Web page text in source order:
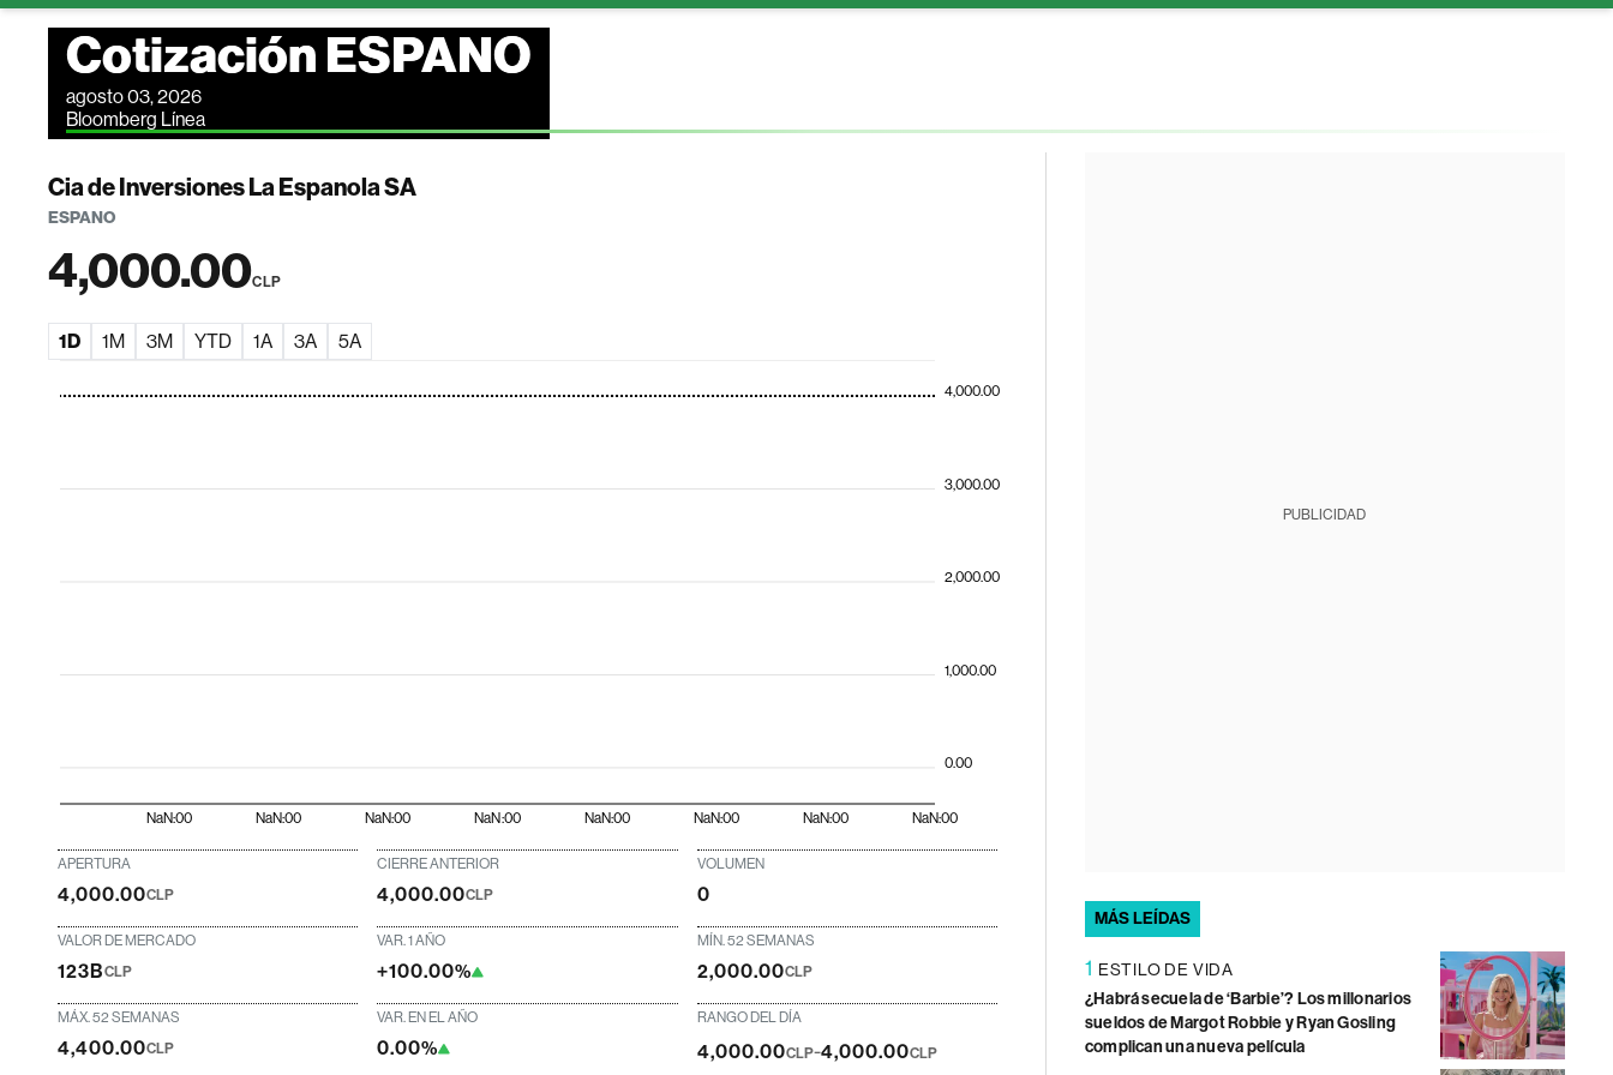
Cotización ESPANO
agosto 03, 2026
Bloomberg Línea
Cia de Inversiones La Espanola SA
ESPANO
4,000.00CLP
1D 1M 3M YTD 1A 3A 5A
NaN:00 NaN:00 NaN:00 NaN:00 NaN:00 NaN:00 NaN:00 NaN:00
0.00
1,000.00
2,000.00
3,000.00
4,000.00
APERTURA
4,000.00CLP
CIERRE ANTERIOR
4,000.00CLP
VOLUMEN
0
VALOR DE MERCADO
123BCLP
VAR. 1 AÑO
+100.00%
MÍN. 52 SEMANAS
2,000.00CLP
MÁX. 52 SEMANAS
4,400.00CLP
VAR. EN EL AÑO
0.00%
RANGO DEL DÍA
4,000.00CLP-4,000.00CLP
PUBLICIDAD
MÁS LEÍDAS
1 ESTILO DE VIDA
¿Habrá secuela de ‘Barbie’? Los millonarios
sueldos de Margot Robbie y Ryan Gosling
complican una nueva película